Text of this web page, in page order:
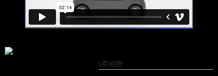
(주)삼현